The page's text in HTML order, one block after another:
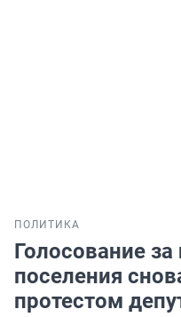
ПОЛИТИКА
Голосование
поселения
протестом